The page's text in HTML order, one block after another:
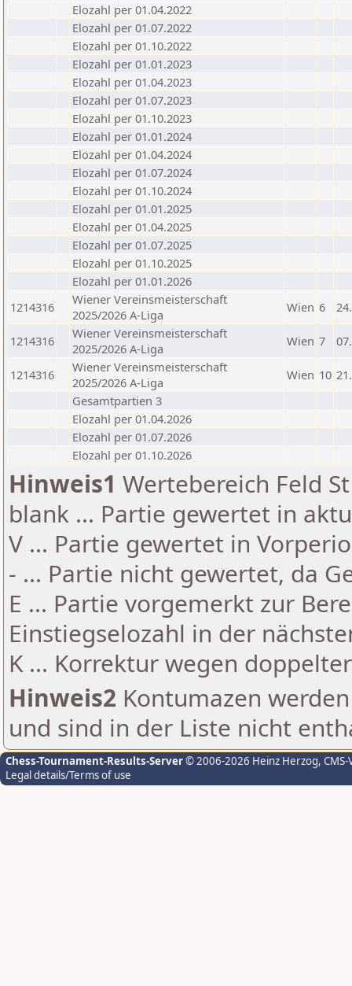
Elozahl per 01.04.2022
Elozahl per 01.07.2022
Elozahl per 01.10.2022
Elozahl per 01.01.2023
Elozahl per 01.04.2023
Elozahl per 01.07.2023
Elozahl per 01.10.2023
Elozahl per 01.01.2024
Elozahl per 01.04.2024
Elozahl per 01.07.2024
Elozahl per 01.10.2024
Elozahl per 01.01.2025
Elozahl per 01.04.2025
Elozahl per 01.07.2025
Elozahl per 01.10.2025
Elozahl per 01.01.2026
1214316
Wiener Vereinsmeisterschaft
2025/2026 A-Liga
Wien 6
1214316
Wiener Vereinsmeisterschaft
2025/2026 A-Liga
Wien 7
1214316
Wiener Vereinsmeisterschaft
2025/2026 A-Liga
Wien 10
Gesamtpartien 3
Elozahl per 01.04.2026
Elozahl per 01.07.2026
Elozahl per 01.10.2026
Hinweis1 Wertebereich Feld
blank ... Partie gewertet in
V ... Partie gewertet in
- ... Partie nicht gewertet, da
E ... Partie vorgemerkt zur
Einstiegselozahl in der
K ... Korrektur wegen
Hinweis2 Kontumazen
und sind in der Liste nicht
Chess-Tournament-Results-Server© 2006-2026 Heinz Herzog,
Legal details/Terms of use